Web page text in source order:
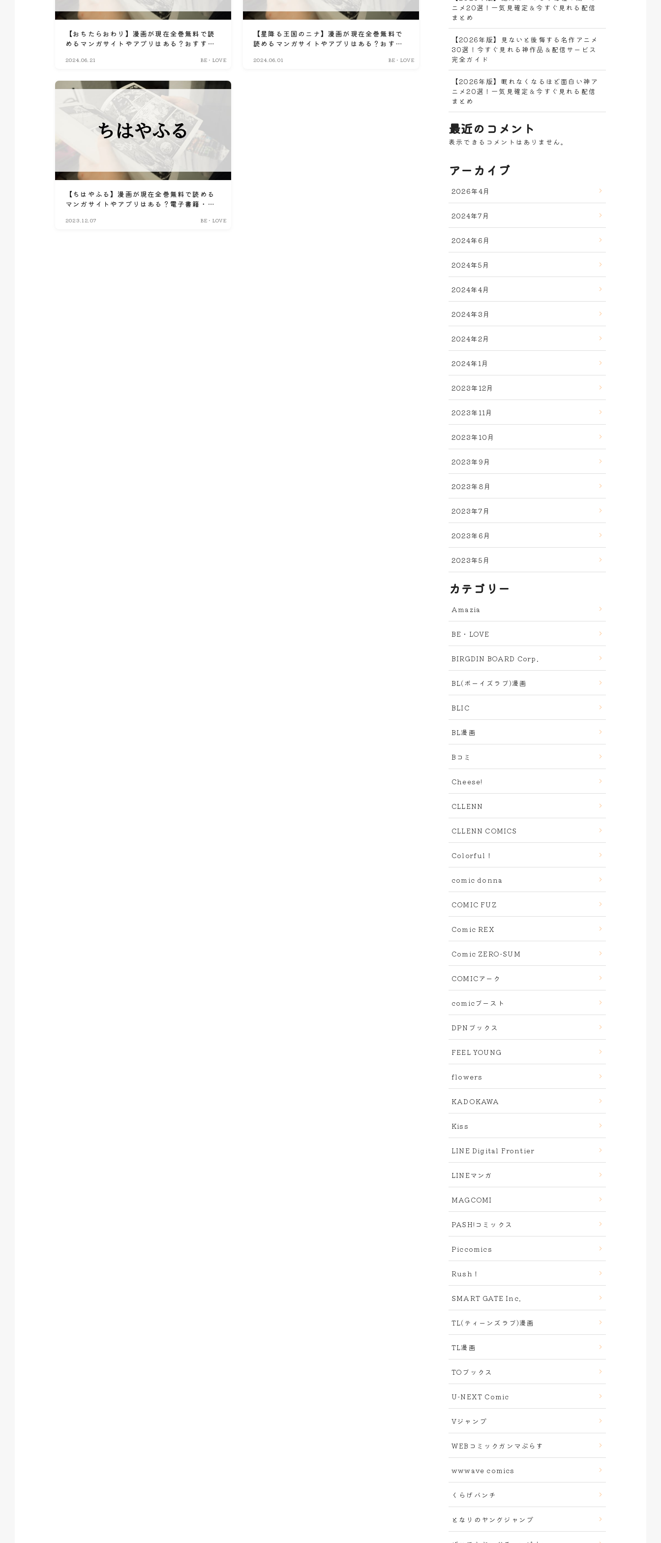
【おちたらおわり】漫画が現在全巻無料で読
めるマンガサイトやアプリはある？おすすめ
比較情報
2024.06.21 BE・LOVE
【星降る王国のニナ】漫画が現在全巻無料で
読めるマンガサイトやアプリはある？おすす
ク比較情報
2024.06.01 BE・LOVE
【ちはやふる】漫画が現在全巻無料で読める
マンガサイトやアプリはある？電子書籍・コ
2023.12.07 BE・LOVE
ニメ20選！一気見確定＆今すぐ見れる配信
まとめ
【2026年版】見ないと後悔する名作アニメ
30選！今すぐ見れる神作品＆配信サービス
完全ガイド
【2026年版】眠れなくなるほど面白い神ア
ニメ20選！一気見確定＆今すぐ見れる配信
まとめ
最近のコメント
表示できるコメントはありません。
アーカイブ
2026年4月
2024年7月
2024年6月
2024年5月
2024年4月
2024年3月
2024年2月
2024年1月
2023年12月
2023年11月
2023年10月
2023年9月
2023年8月
2023年7月
2023年6月
2023年5月
カテゴリー
Amazia
BE・LOVE
BIRGDIN BOARD Corp.
BL(ボーイズラブ)漫画
BLIC
BL漫画
Bコミ
Cheese!
CLLENN
CLLENN COMICS
Colorful！
comic donna
COMIC FUZ
Comic REX
Comic ZERO-SUM
COMICアーク
comicブースト
DPNブックス
FEEL YOUNG
flowers
KADOKAWA
Kiss
LINE Digital Frontier
LINEマンガ
MAGCOMI
PASH!コミックス
Piccomics
Rush！
SMART GATE Inc.
TL(ティーンズラブ)漫画
TL漫画
TOブックス
U-NEXT Comic
Vジャンプ
WEBコミックガンマぷらす
wwwave comics
くらげバンチ
となりのヤングジャンプ